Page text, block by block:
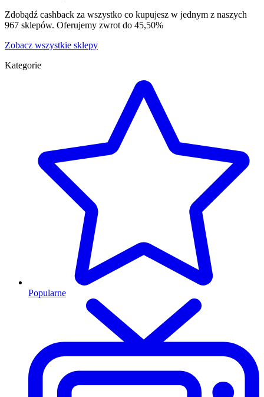
Zdobądź cashback za wszystko co kupujesz w jednym z naszych
967 sklepów. Oferujemy zwrot do 45,50%
Zobacz wszystkie sklepy
Kategorie
Popularne